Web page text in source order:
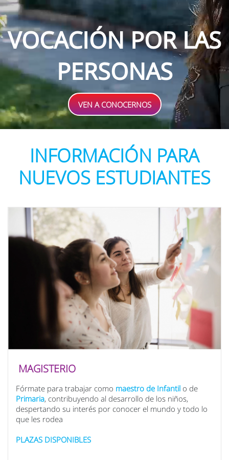
VOCACIÓN POR LAS
PERSONAS
VEN A CONOCERNOS
INFORMACIÓN PARA
NUEVOS ESTUDIANTES
MAGISTERIO
Fórmate para trabajar como maestro de Infantil o de
Primaria, contribuyendo al desarrollo de los niños,
despertando su interés por conocer el mundo y todo lo
que les rodea
PLAZAS DISPONIBLES